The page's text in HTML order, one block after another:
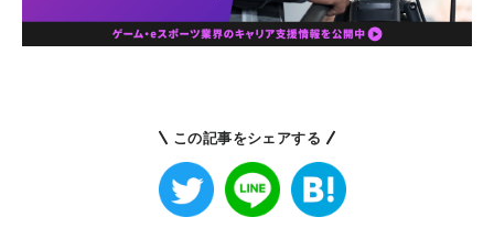
この記事をシェアする